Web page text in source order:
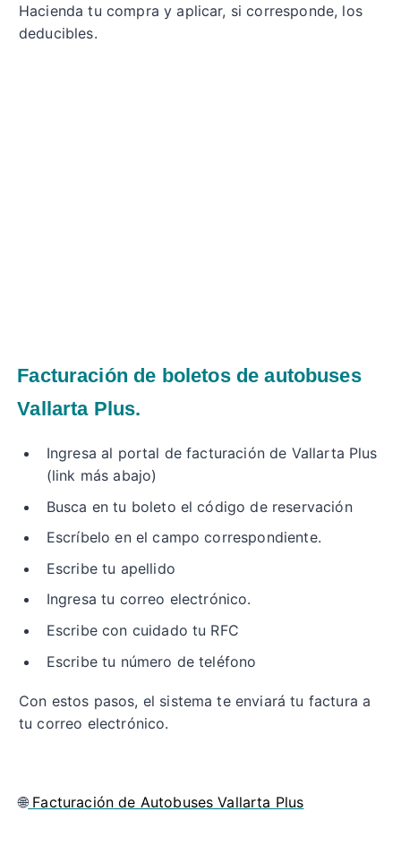
Hacienda tu compra y aplicar, si corresponde, los
deducibles.
Facturación de boletos de autobuses
Vallarta Plus.
Ingresa al portal de facturación de Vallarta Plus
(link más abajo)
Busca en tu boleto el código de reservación
Escríbelo en el campo correspondiente.
Escribe tu apellido
Ingresa tu correo electrónico.
Escribe con cuidado tu RFC
Escribe tu número de teléfono
Con estos pasos, el sistema te enviará tu factura a
tu correo electrónico.
🌐Facturación de Autobuses Vallarta Plus